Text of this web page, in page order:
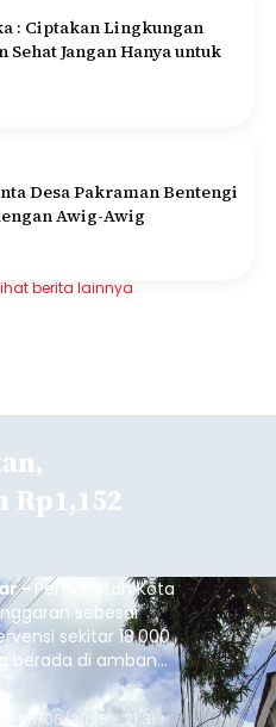
: Ciptakan Lingkungan
Sehat Jangan Hanya untuk
Desa Pakraman Bentengi
Awig-Awig
berita lainnya
Rp1,152
- Pemerintah Kota
sebesar
sekitar 18.000
berada di ambang
ini diambil
berada pada
08/06/2026 - 21:31